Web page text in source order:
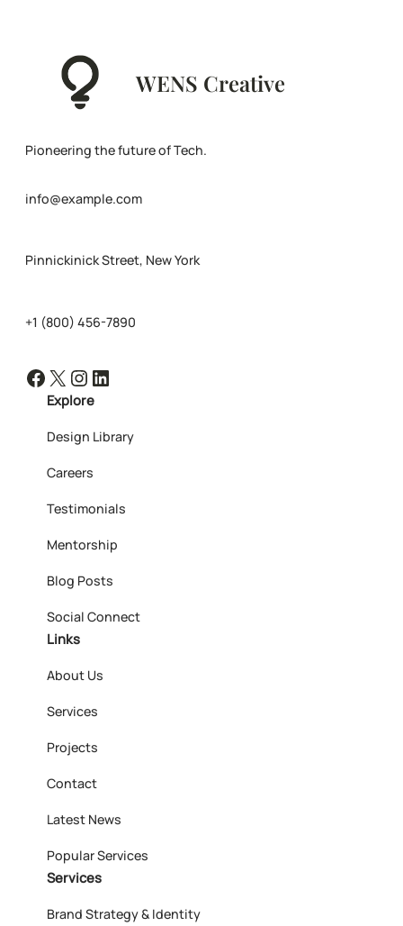
WENS Creative
Pioneering the future of Tech.
info@example.com
Pinnickinick Street, New York
+1 (800) 456-7890
Facebook X Instagram LinkedIn
Explore
Design Library
Careers
Testimonials
Mentorship
Blog Posts
Social Connect
Links
About Us
Services
Projects
Contact
Latest News
Popular Services
Services
Brand Strategy & Identity